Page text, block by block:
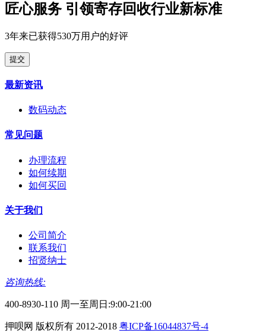
匠心服务 引领寄存回收行业新标准
3年来已获得530万用户的好评
提交
最新资讯
数码动态
常见问题
办理流程
如何续期
如何买回
关于我们
公司简介
联系我们
招贤纳士
咨询热线:
400-8930-110 周一至周日:9:00-21:00
押呗网 版权所有 2012-2018 粤ICP备16044837号-4